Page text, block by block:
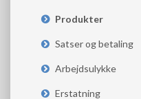
Produkter
Satser og betaling
Arbejdsulykke
Erstatning